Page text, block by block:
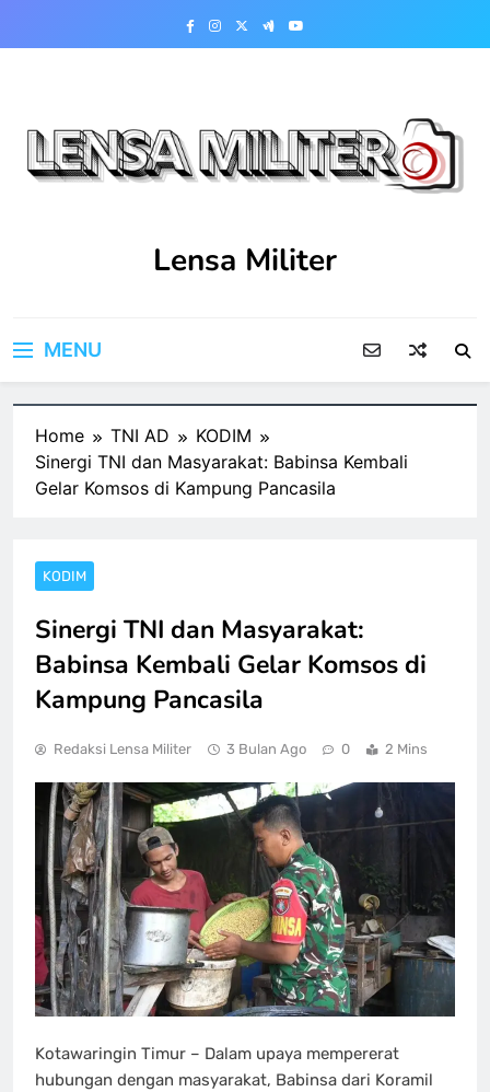
Lensa Militer
MENU
Home TNI AD
KODIM
Sinergi TNI dan Masyarakat: Babinsa Kembali
Gelar Komsos di Kampung Pancasila
KODIM
Sinergi TNI dan Masyarakat:
Babinsa Kembali Gelar Komsos di
Kampung Pancasila
Redaksi Lensa Militer 3 Bulan Ago 0 2 Mins
Kotawaringin Timur – Dalam upaya mempererat
hubungan dengan masyarakat, Babinsa dari Koramil